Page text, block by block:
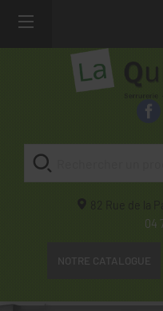
82 Rue de la
04
NOTRE CATALOGUE